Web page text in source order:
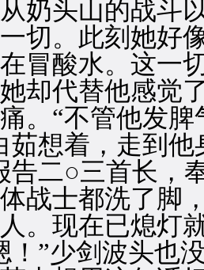
头山的战斗以
切。此刻她好
冒酸水。这一
却代替他感觉
。“不管他发
茹想着，走到他
二○三首长，奉
战士都洗了脚
。现在已熄灯
”少剑波头也